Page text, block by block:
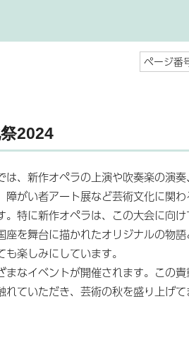
ページ
2024
は、新作オペラの上演や吹奏楽の演
障がい者アート展など芸術文化に関
。特に新作オペラは、この大会に向
座を舞台に描かれたオリジナルの物語
楽しみにしています。
まなイベントが開催されます。この貴
れていただき、芸術の秋を盛り上げ